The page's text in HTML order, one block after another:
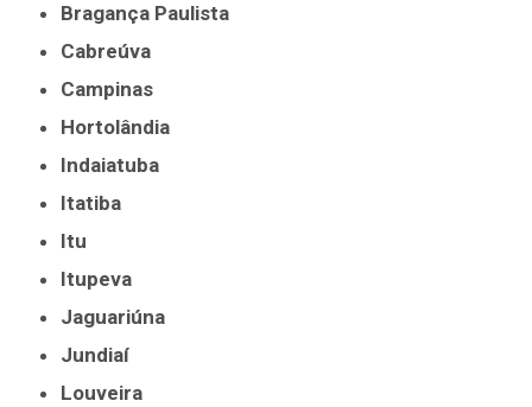
Bragança Paulista
Cabreúva
Campinas
Hortolândia
Indaiatuba
Itatiba
Itu
Itupeva
Jaguariúna
Jundiaí
Louveira